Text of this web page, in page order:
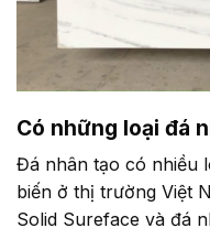
Có những loại đá
Đá nhân tạo có nhiều
biến ở thị trường Việt
Solid Sureface và đá